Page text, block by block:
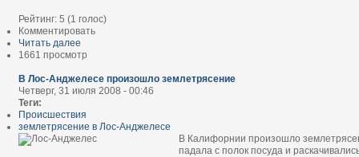
Рейтинг: 5 (1 голос)
Комментировать
Читать далее
1661 просмотр
В Лос-Анджелесе произошло землетрясение
Четверг, 31 июля 2008 - 00:46
Теги:
Происшествия
землетрясение в Лос-Анджелесе
В Калифорнии произошло
падала с полок посуда и